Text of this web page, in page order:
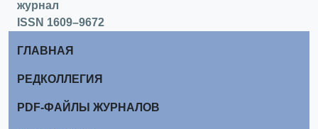
журнал
ISSN 1609–9672
ГЛАВНАЯ
РЕДКОЛЛЕГИЯ
PDF-ФАЙЛЫ ЖУРНАЛОВ